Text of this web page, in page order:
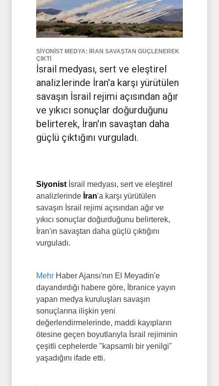
SİYONİST MEDYA: İRAN SAVAŞTAN GÜÇLENEREK
ÇIKTI
İsrail medyası, sert ve eleştirel
analizlerinde İran'a karşı yürütülen
savaşın İsrail rejimi açısından ağır
ve yıkıcı sonuçlar doğurduğunu
belirterek, İran'ın savaştan daha
güçlü çıktığını vurguladı.
Siyonist İsrail medyası, sert ve eleştirel
analizlerinde İran'a karşı yürütülen
savaşın İsrail rejimi açısından ağır ve
yıkıcı sonuçlar doğurduğunu belirterek,
İran'ın savaştan daha güçlü çıktığını
vurguladı.
Mehr Haber Ajansı'nın El Meyadin'e
dayandırdığı habere göre, İbranice yayın
yapan medya kuruluşları savaşın
sonuçlarına ilişkin yeni
değerlendirmelerinde, maddi kayıpların
ötesine geçen boyutlarıyla İsrail rejiminin
çeşitli cephelerde "kapsamlı bir yenilgi"
yaşadığını ifade etti.